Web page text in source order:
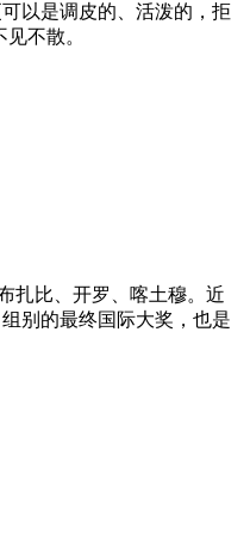
以是调皮的、活泼的，拒
不散。
扎比、开罗、喀土穆。近
组别的最终国际大奖，也是